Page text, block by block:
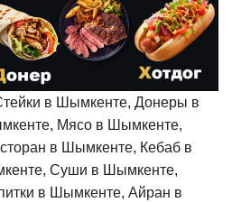
в Шымкенте, Донеры в
Мясо в Шымкенте,
в Шымкенте, Кебаб в
Суши в Шымкенте,
в Шымкенте, Айран в